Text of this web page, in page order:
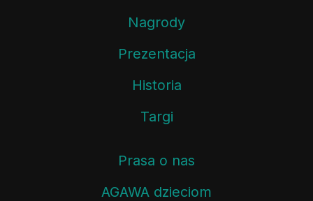
Nagrody
Prezentacja
Historia
Targi
Prasa o nas
AGAWA dzieciom